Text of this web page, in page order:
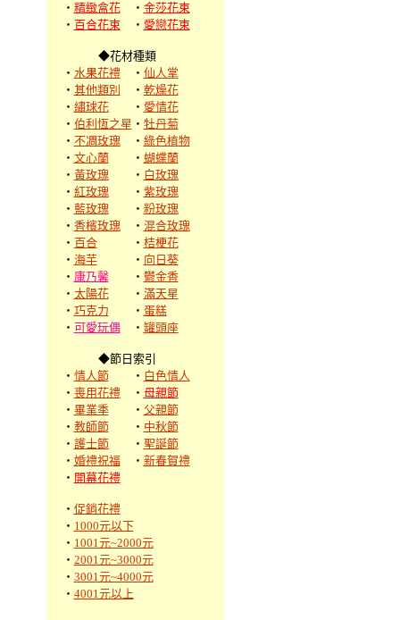
‧ 精緻盒花 ‧ 金莎花束
‧ 百合花束 ‧ 愛戀花束
◆花材種類
‧ 水果花禮 ‧ 仙人掌
‧ 其他類別 ‧ 乾燥花
‧ 繡球花 ‧ 愛情花
‧ 伯利恆之星 ‧ 牡丹菊
‧ 不凋玫瑰 ‧ 綠色植物
‧ 文心蘭 ‧ 蝴蝶蘭
‧ 黃玫瑰 ‧ 白玫瑰
‧ 紅玫瑰 ‧ 紫玫瑰
‧ 藍玫瑰 ‧ 粉玫瑰
‧ 香檳玫瑰 ‧ 混合玫瑰
‧ 百合 ‧ 桔梗花
‧ 海芋 ‧ 向日葵
‧ 康乃馨 ‧ 鬱金香
‧ 太陽花 ‧ 滿天星
‧ 巧克力 ‧ 蛋糕
‧ 可愛玩偶 ‧ 罐頭座
◆節日索引
‧ 情人節 ‧ 白色情人
‧ 喪用花禮 ‧ 母親節
‧ 畢業季 ‧ 父親節
‧ 教師節 ‧ 中秋節
‧ 護士節 ‧ 聖誕節
‧ 婚禮祝福 ‧ 新春賀禮
‧ 開幕花禮
‧ 促銷花禮
‧ 1000元以下
‧ 1001元~2000元
‧ 2001元~3000元
‧ 3001元~4000元
‧ 4001元以上